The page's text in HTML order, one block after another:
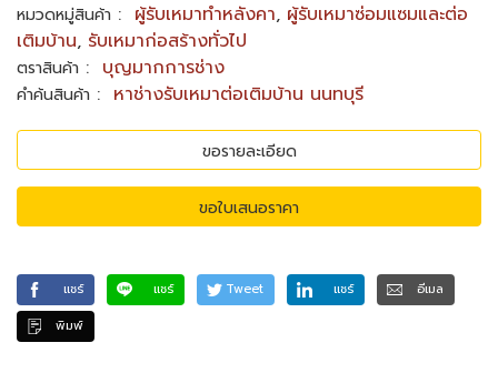
หมวดหมู่สินค้า : ผู้รับเหมาทำหลังคา, ผู้รับเหมาซ่อมแซมและต่อ
เติมบ้าน, รับเหมาก่อสร้างทั่วไป
ตราสินค้า : บุญมากการช่าง
คำค้นสินค้า : หาช่างรับเหมาต่อเติมบ้าน นนทบุรี
ขอรายละเอียด
ขอใบเสนอราคา
แชร์ แชร์ Tweet แชร์
อีเมล
พิมพ์